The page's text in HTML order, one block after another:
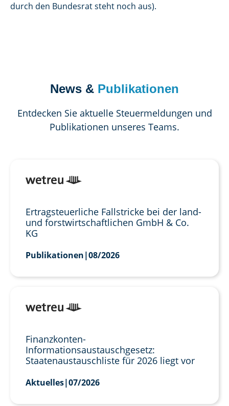
durch den Bundesrat steht noch aus).
News & Publikationen
Entdecken Sie aktuelle Steuermeldungen und
Publikationen unseres Teams.
Ertragsteuerliche Fallstricke bei der land-
und forstwirtschaftlichen GmbH & Co.
KG
Publikationen|08/2026
Finanzkonten-
Informationsaustauschgesetz:
Staatenaustauschliste für 2026 liegt vor
Aktuelles|07/2026